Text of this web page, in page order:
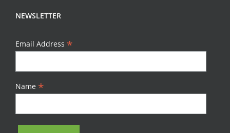
NEWSLETTER
Email Address *
Name *